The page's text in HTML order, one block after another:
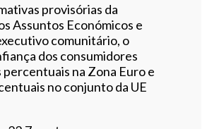
provisórias da
Assuntos Económicos e
comunitário, o
dos consumidores
na Zona Euro e
no conjunto da UE